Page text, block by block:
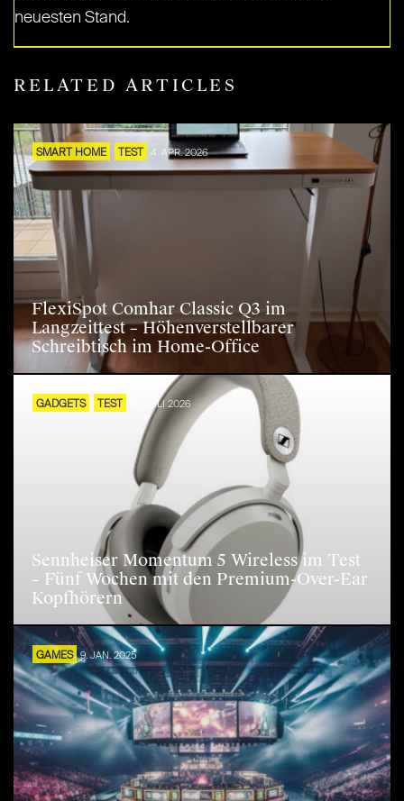
neuesten Stand.
RELATED ARTICLES
SMART HOME TEST 4. APR. 2026
FlexiSpot Comhar Classic Q3 im
Langzeittest – Höhenverstellbarer
Schreibtisch im Home-Office
GADGETS TEST 16. JULI 2026
Sennheiser Momentum 5 Wireless im Test
– Fünf Wochen mit den Premium-Over-Ear
Kopfhörern
GAMES 9. JAN. 2025